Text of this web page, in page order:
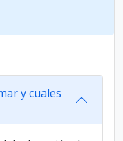
y cuales